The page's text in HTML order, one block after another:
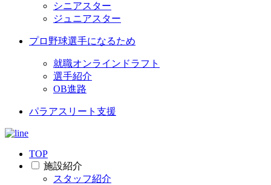
シニアスター
ジュニアスター
プロ野球選手になるため
就職オンラインドラフト
選手紹介
OB進路
パラアスリート支援
TOP
施設紹介
スタッフ紹介